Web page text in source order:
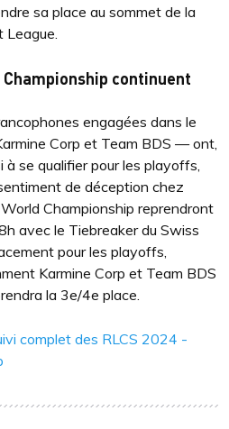
sa place au sommet de la
Championship continuent
engagées dans le
Corp et Team BDS — ont,
se qualifier pour les playoffs,
de déception chez
Championship reprendront
avec le Tiebreaker du Swiss
pour les playoffs,
Karmine Corp et Team BDS
la 3e/4e place.
complet des RLCS 2024 -